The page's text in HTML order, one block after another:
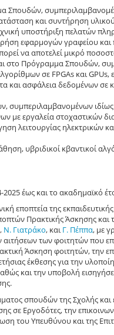
Σπουδών,
και συντήρηση
υποστήριξη πελατών
εφαρμογών γραφείου
να αποτελεί μικρό
στο Πρόγραμμα Σπουδών,
σε FPGAs και GPUs,
ασφάλεια δεδομένων σε
συμπεριλαμβανομένων ιδίως
εργαλεία στοχαστικών
λειτουργίας ηλεκτρικών
υβριδικοί κβαντικοί
έως και το ακαδημαϊκό
εποπτεία της
Πρακτικής Άσκησης
, Ν. Γιατράκο, καιΓ. Πέππα, με
αιτήσεων των φοιτητών που
Άσκηση φοιτητών, την
έκθεσης για την
και την υποβολή
σπουδών της Σχολής και
σε Εργοδότες, την
του Υπευθύνου και της